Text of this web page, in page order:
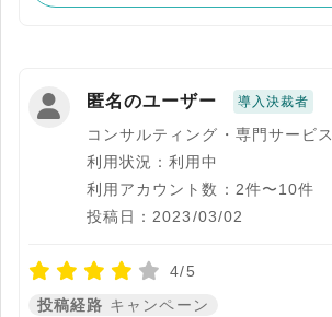
匿名のユーザー 導入決裁者
コンサルティング・専門サービス
利用状況：利用中
利用アカウント数：2件〜10件
投稿日：2023/03/02
4/5
投稿経路 キャンペーン